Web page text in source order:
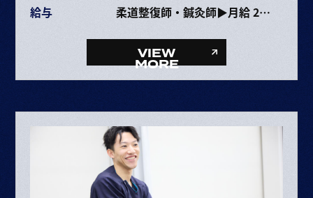
給与
柔道整復師・鍼灸師▶月給 237,353円〜463,670円
・基本給 193,072～385,264円
・固定残業代 34,281円～68,406円（25時間）
・資格手当 10,000円
整体師▶月給 227,353円〜453,670円
給与内訳
・基本給 193,072～385,264円
・固定残業代 34,281円～68,406円（25時間）
VIEW
MORE